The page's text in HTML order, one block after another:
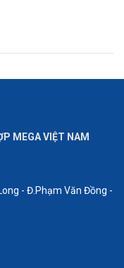
MEGA VIỆT NAM
- Đ.Phạm Văn Đồng -